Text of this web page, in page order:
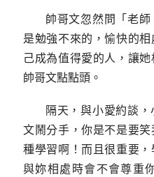
帥哥文忽然問「老
是勉強不來的，愉快的
己成為值得愛的人，讓她
帥哥文點點頭。
隔天，與小愛約談
文鬧分手，你是不是要
種學習啊！而且很重要，
與妳相處時會不會尊重